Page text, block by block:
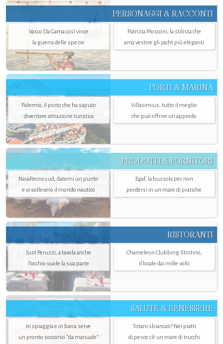
PERSONAGGI & RACCONTI
Vasco Da Gama così vince
la guerra delle spezie
Patrizia Mosconi, la stilista che
ama vestire gli yacht più eleganti
PORTI & MARINA
Palermo, il porto che ha saputo
diventare attrazione turistica
Villasimius, tutto il meglio
che può offrire un approdo
PRODOTTI & FORNITORI
Navaltecnosud, datemi un punto
e vi solleverò il mondo nautico
Egaf, la bussola per non
perdersi in un mare di pratiche
RISTORANTI
Just Peruzzi, a tavola anche
l’occhio vuole la sua parte
Chameleon Clubbing Stintino,
il locale dai mille volti
SALUTE & BENESSERE
In spiaggia e in barca serve
un pronto soccorso "da manuale"
Totani sbiancati? Nei piatti
di pesce c'è un mare di trucchi